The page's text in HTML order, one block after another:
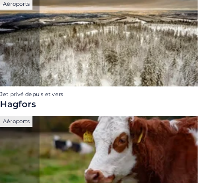
Aéroports
Jet privé depuis et vers
Hagfors
Aéroports